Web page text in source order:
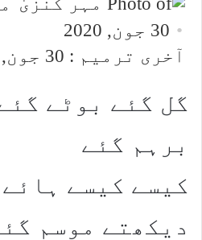
30 جون, 2020
آخری ترمیم : 30 جون, 2020
گل گئے بوٹے
برہم گئے
کیسے کیسے
دیکھتے موسم